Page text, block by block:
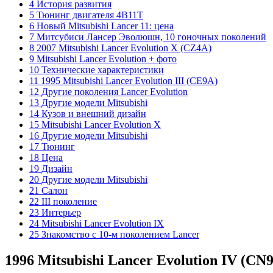
4 История развития
5 Тюнинг двигателя 4B11T
6 Новый Mitsubishi Lancer 11: цена
7 Митсубиси Лансер Эволюшн, 10 гоночных поколений
8 2007 Mitsubishi Lancer Evolution X (CZ4A)
9 Mitsubishi Lancer Evolution + фото
10 Технические характеристики
11 1995 Mitsubishi Lancer Evolution III (CE9A)
12 Другие поколения Lancer Evolution
13 Другие модели Mitsubishi
14 Кузов и внешний дизайн
15 Mitsubishi Lancer Evolution X
16 Другие модели Mitsubishi
17 Тюнинг
18 Цена
19 Дизайн
20 Другие модели Mitsubishi
21 Салон
22 III поколение
23 Интерьер
24 Mitsubishi Lancer Evolution IX
25 Знакомство с 10-м поколением Lancer
1996 Mitsubishi Lancer Evolution IV